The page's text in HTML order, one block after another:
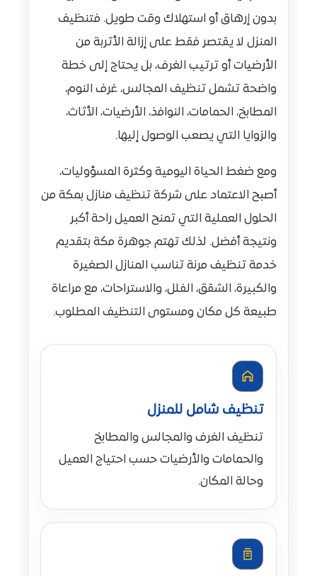
بدون إرهاق أو استهلاك وقت طويل. فتنظيف
المنزل لا يقتصر فقط على إزالة الأتربة من
الأرضيات أو ترتيب الغرف، بل يحتاج إلى خطة
واضحة تشمل تنظيف المجالس، غرف النوم،
المطابخ، الحمامات، النوافذ، الأرضيات، الأثاث،
والزوايا التي يصعب الوصول إليها.
ومع ضغط الحياة اليومية وكثرة المسؤوليات،
أصبح الاعتماد على شركة تنظيف منازل بمكة من
الحلول العملية التي تمنح العميل راحة أكبر
ونتيجة أفضل. لذلك تهتم جوهرة مكة بتقديم
خدمة تنظيف مرنة تناسب المنازل الصغيرة
والكبيرة، الشقق، الفلل، والاستراحات، مع مراعاة
طبيعة كل مكان ومستوى التنظيف المطلوب.
تنظيف شامل للمنزل
تنظيف الغرف والمجالس والمطابخ
والحمامات والأرضيات حسب احتياج العميل
وحالة المكان.